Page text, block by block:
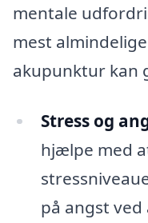
mentale
mest
akupunktur kan
Stress og
hjælpe med
på angst